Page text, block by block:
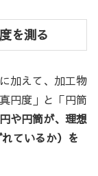
を測る
加えて、加工物
円度」と「円筒
や円筒が、理想
ているか）を